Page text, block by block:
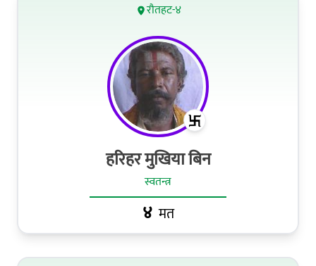
रौतहट-४
हरिहर मुखिया बिन
स्वतन्त्र
४ मत